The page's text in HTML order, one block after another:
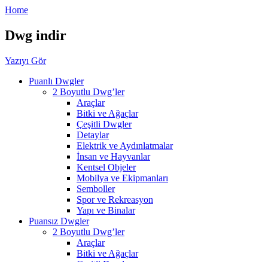
Home
Dwg indir
Yazıyı Gör
Puanlı Dwgler
2 Boyutlu Dwg’ler
Araçlar
Bitki ve Ağaçlar
Çeşitli Dwgler
Detaylar
Elektrik ve Aydınlatmalar
İnsan ve Hayvanlar
Kentsel Objeler
Mobilya ve Ekipmanları
Semboller
Spor ve Rekreasyon
Yapı ve Binalar
Puansız Dwgler
2 Boyutlu Dwg’ler
Araçlar
Bitki ve Ağaçlar